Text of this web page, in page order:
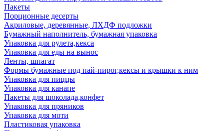
Пакеты
Порционные десерты
Акриловые, деревянные, ЛХДФ подложки
Бумажный наполнитель, бумажная упаковка
Упаковка для рулета,кекса
Упаковка для еды на вынос
Ленты, шпагат
Формы бумажные под пай-пирог,кексы и крышки к ним
Упаковка для пиццы
Упаковка для канапе
Пакеты для шоколада,конфет
Упаковка для пряников
Упаковка для моти
Пластиковая упаковка